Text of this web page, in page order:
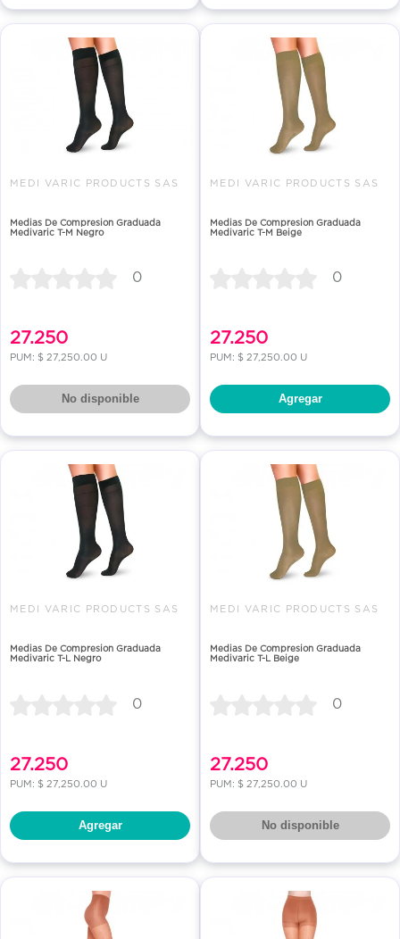
MEDI VARIC PRODUCTS SAS
Medias De Compresion Graduada
Medivaric T-M Negro
0
27.250
PUM: $ 27,250.00 U
No disponible
MEDI VARIC PRODUCTS SAS
Medias De Compresion Graduada
Medivaric T-M Beige
0
27.250
PUM: $ 27,250.00 U
Agregar
MEDI VARIC PRODUCTS SAS
Medias De Compresion Graduada
Medivaric T-L Negro
0
27.250
PUM: $ 27,250.00 U
Agregar
MEDI VARIC PRODUCTS SAS
Medias De Compresion Graduada
Medivaric T-L Beige
0
27.250
PUM: $ 27,250.00 U
No disponible